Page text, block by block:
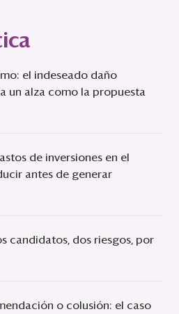
el indeseado daño
un alza como la propuesta
de inversiones en el
antes de generar
candidatos, dos riesgos, por
o colusión: el caso